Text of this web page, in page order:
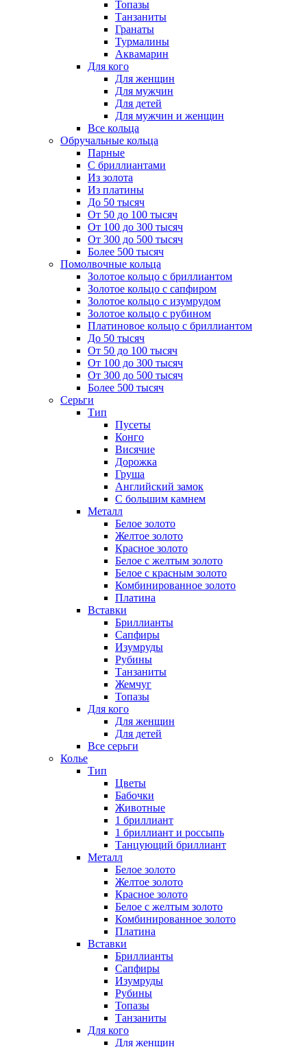
Топазы
Танзаниты
Гранаты
Турмалины
Аквамарин
Для кого
Для женщин
Для мужчин
Для детей
Для мужчин и женщин
Все кольца
Обручальные кольца
Парные
С бриллиантами
Из золота
Из платины
До 50 тысяч
От 50 до 100 тысяч
От 100 до 300 тысяч
От 300 до 500 тысяч
Более 500 тысяч
Помолвочные кольца
Золотое кольцо с бриллиантом
Золотое кольцо с сапфиром
Золотое кольцо с изумрудом
Золотое кольцо с рубином
Платиновое кольцо с бриллиантом
До 50 тысяч
От 50 до 100 тысяч
От 100 до 300 тысяч
От 300 до 500 тысяч
Более 500 тысяч
Серьги
Тип
Пусеты
Конго
Висячие
Дорожка
Груша
Английский замок
С большим камнем
Металл
Белое золото
Желтое золото
Красное золото
Белое с желтым золото
Белое с красным золото
Комбинированное золото
Платина
Вставки
Бриллианты
Сапфиры
Изумруды
Рубины
Танзаниты
Жемчуг
Топазы
Для кого
Для женщин
Для детей
Все серьги
Колье
Тип
Цветы
Бабочки
Животные
1 бриллиант
1 бриллиант и россыпь
Танцующий бриллиант
Металл
Белое золото
Желтое золото
Красное золото
Белое с желтым золото
Комбинированное золото
Платина
Вставки
Бриллианты
Сапфиры
Изумруды
Рубины
Топазы
Танзаниты
Для кого
Для женщин